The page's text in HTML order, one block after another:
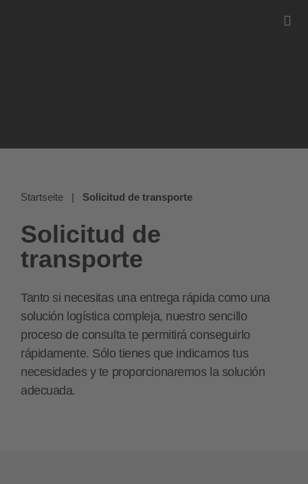
Startseite | Solicitud de transporte
Solicitud de
transporte
Tanto si necesitas una entrega rápida como una
solución logística compleja, nuestro sencillo
proceso de consulta te permitirá conseguirlo
rápidamente. Sólo tienes que indicarnos tus
necesidades y te proporcionaremos la solución
adecuada.